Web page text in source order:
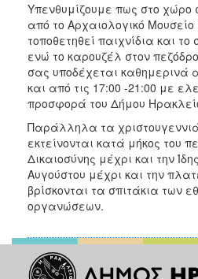
Υπενθυμίζουμε πως στο χώρο
από το Αρχαιολογικό
τοποθετηθεί παιχνίδια και το
ενώ το καρουζέλ στον
σας υποδέχεται καθημερινά
και από τις 17:00 -21:00 με
προσφορά του Δήμου
Παράλληλα τα
εκτείνονται κατά μήκος του
Δικαιοσύνης μέχρι και την
Αυγούστου μέχρι και την
βρίσκονται τα σπιτάκια των
οργανώσεων.